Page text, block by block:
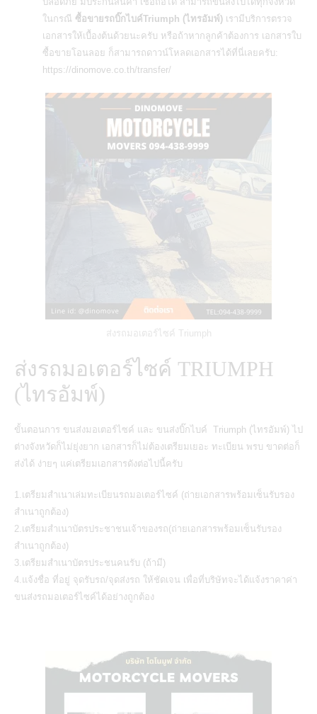
ในกรณี ซื้อขายรถบิ๊กไบค์Triumph (ไทรอัมพ์) เรามีบริการตรวจ
เอกสารให้เบื้องต้นด้วยนะครับ หรือถ้าหากลูกค้าต้องการ เอกสารใบ
ซื้อขายโอนลอย ก็สามารถดาวน์โหลดเอกสารได้ที่นี่เลยครับ:
https://dinomove.co.th/transfer/
ส่งรถมอเตอร์ไซค์ Triumph
ส่งรถมอเตอร์ไซค์ TRIUMPH
(ไทรอัมพ์)
ขั้นตอนการ ขนส่งมอเตอร์ไซค์ และ ขนส่งบิ๊กไบค์ Triumph (ไทรอัมพ์) ไป
ต่างจังหวัดก็ไม่ยุ่งยาก เอกสารก็ไม่ต้องเตรียมเยอะ ทะเบียน พรบ ขาดต่อก็
ส่งได้ ง่ายๆ แค่เตรียมเอกสารดังต่อไปนี้ครับ
1.เตรียมสำเนาเล่มทะเบียนรถมอเตอร์ไซค์ (ถ่ายเอกสารพร้อมเซ็นรับรอง
สำเนาถูกต้อง)
2.เตรียมสำเนาบัตรประชาชนเจ้าของรถ(ถ่ายเอกสารพร้อมเซ็นรับรอง
สำเนาถูกต้อง)
3.เตรียมสำเนาบัตรประชนคนรับ (ถ้ามี)
4.แจ้งชื่อ ที่อยู่ จุดรับรถ/จุดส่งรถ ให้ชัดเจน เพื่อที่บริษัทจะได้แจ้งราคาค่า
ขนส่งรถมอเตอร์ไซค์ได้อย่างถูกต้อง